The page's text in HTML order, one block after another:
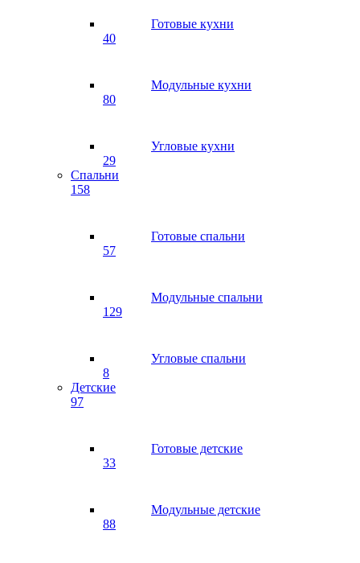
Готовые кухни
40
Модульные кухни
80
Угловые кухни
29
Спальни
158
Готовые спальни
57
Модульные спальни
129
Угловые спальни
8
Детские
97
Готовые детские
33
Модульные детские
88